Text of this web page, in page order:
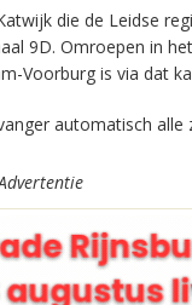
die de Leidse
9D. Omroepen in
Voorburg is via dat
automatisch alle